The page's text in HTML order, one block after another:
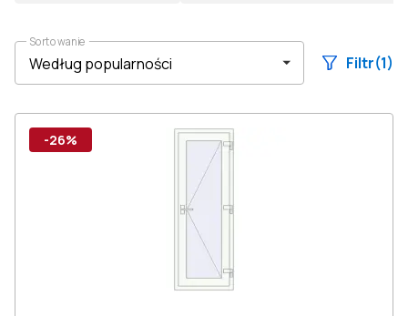
Sortowanie
Filtr(1)
-26%